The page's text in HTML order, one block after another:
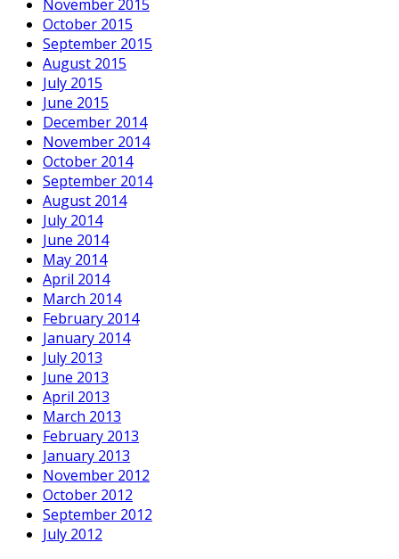
November 2015
October 2015
September 2015
August 2015
July 2015
June 2015
December 2014
November 2014
October 2014
September 2014
August 2014
July 2014
June 2014
May 2014
April 2014
March 2014
February 2014
January 2014
July 2013
June 2013
April 2013
March 2013
February 2013
January 2013
November 2012
October 2012
September 2012
July 2012